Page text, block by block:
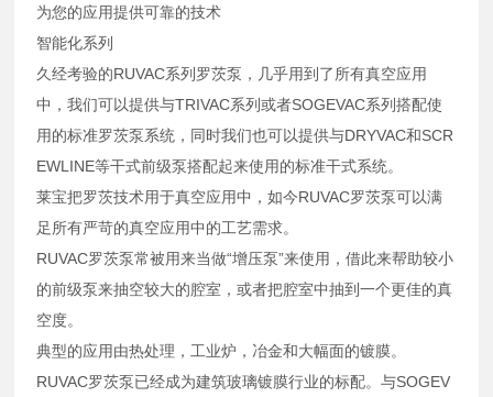
为您的应用提供可靠的技术
智能化系列
久经考验的RUVAC系列罗茨泵，几乎用到了所有真空应用
中，我们可以提供与TRIVAC系列或者SOGEVAC系列搭配使
用的标准罗茨泵系统，同时我们也可以提供与DRYVAC和SCR
EWLINE等干式前级泵搭配起来使用的标准干式系统。
莱宝把罗茨技术用于真空应用中，如今RUVAC罗茨泵可以满
足所有严苛的真空应用中的工艺需求。
RUVAC罗茨泵常被用来当做“增压泵”来使用，借此来帮助较小
的前级泵来抽空较大的腔室，或者把腔室中抽到一个更佳的真
空度。
典型的应用由热处理，工业炉，冶金和大幅面的镀膜。
RUVAC罗茨泵已经成为建筑玻璃镀膜行业的标配。与SOGEV